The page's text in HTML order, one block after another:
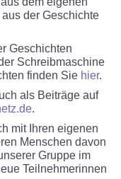
der Geschichte
Geschichten
Schreibmaschine
finden Sie hier.
als Beiträge auf
.
mit Ihren eigenen
Menschen davon
Gruppe im
Teilnehmerinnen